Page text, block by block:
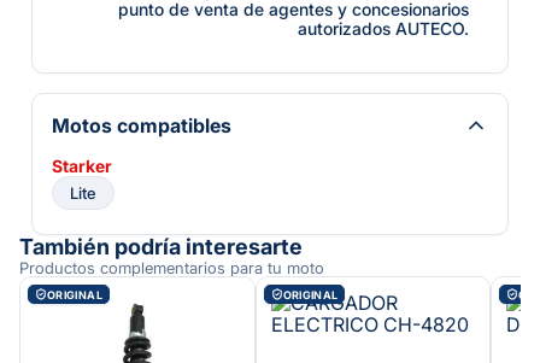
punto de venta de agentes y concesionarios
autorizados AUTECO.
Motos compatibles
Starker
Lite
También podría interesarte
Productos complementarios para tu moto
ORIGINAL ORIGINAL